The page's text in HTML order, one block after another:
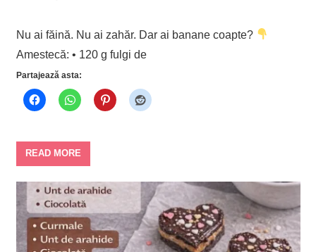
Nu ai făină. Nu ai zahăr. Dar ai banane coapte?
Amestecă: • 120 g fulgi de
Partajează asta:
READ MORE